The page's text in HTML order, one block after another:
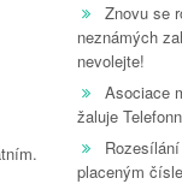
Znovu se
neznámých
nevolejte!
Asociace
žaluje
placeným